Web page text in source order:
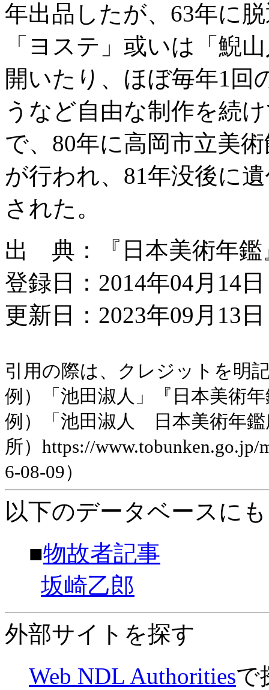
年出品したが、63年に
「ヨステ」或いは「鯢
開いたり、ほぼ毎年1回
うなど自由な制作を続
で、80年に高岡市立美
が行われ、81年没後に
された。
出 典：『日本美術年鑑
登録日：2014年04月14日
更新日：2023年09月13
引用の際は、クレジットを明
例）「池田淑人」『日本美術
例）「池田淑人 日本美術年鑑
所）https://
6-08-09）
以下のデータベースに
■物故者記事
坂崎乙郎
外部サイトを探す
Web NDL Authoritiesで